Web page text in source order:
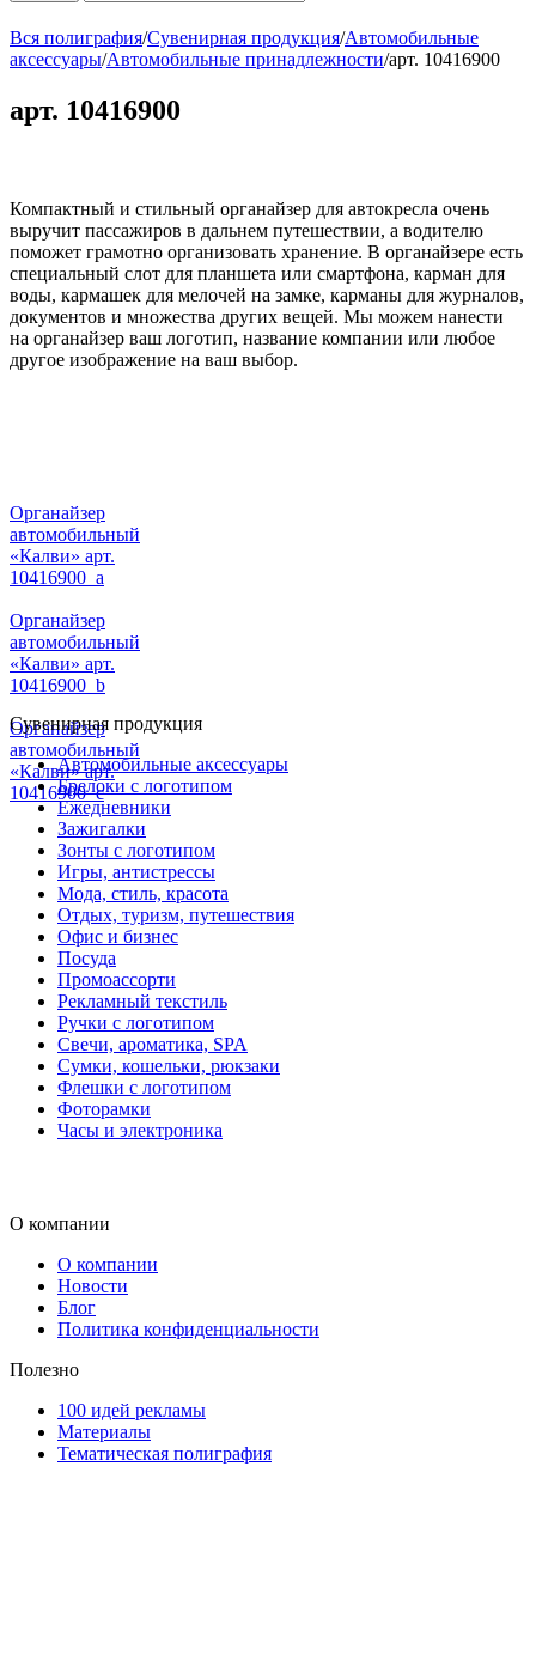
Вся полиграфия/Сувенирная продукция/Автомобильные
аксессуары/Автомобильные принадлежности/арт. 10416900
арт. 10416900
Компактный и стильный органайзер для автокресла очень
выручит пассажиров в дальнем путешествии, а водителю
поможет грамотно организовать хранение. В органайзере есть
специальный слот для планшета или смартфона, карман для
воды, кармашек для мелочей на замке, карманы для журналов,
документов и множества других вещей. Мы можем нанести
на органайзер ваш логотип, название компании или любое
другое изображение на ваш выбор.
Органайзер
автомобильный
«Калви» арт.
10416900_a
Органайзер
автомобильный
«Калви» арт.
10416900_b
Органайзер
автомобильный
«Калви» арт.
10416900_c
Сувенирная продукция
Автомобильные аксессуары
Брелоки с логотипом
Ежедневники
Зажигалки
Зонты с логотипом
Игры, антистрессы
Мода, стиль, красота
Отдых, туризм, путешествия
Офис и бизнес
Посуда
Промоассорти
Рекламный текстиль
Ручки с логотипом
Свечи, ароматика, SPA
Сумки, кошельки, рюкзаки
Флешки с логотипом
Фоторамки
Часы и электроника
О компании
О компании
Новости
Блог
Политика конфиденциальности
Полезно
100 идей рекламы
Материалы
Тематическая полиграфия